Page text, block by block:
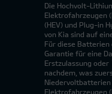
Die Hochvolt-
Elektrofahrzeugen
(HEV) und Plug-in
von Kia sind auf
Für diese
Garantie für eine
Erstzulassung oder
nachdem, was
Niedervoltbatterien
Elektrofahrzeugen